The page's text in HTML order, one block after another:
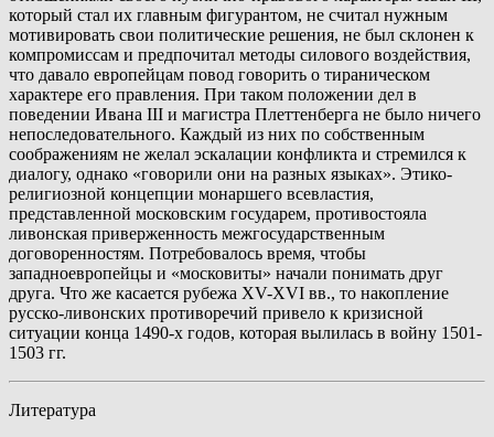
который стал их главным фигурантом, не считал нужным
мотивировать свои политические решения, не был склонен к
компромиссам и предпочитал методы силового воздействия,
что давало европейцам повод говорить о тираническом
характере его правления. При таком положении дел в
поведении Ивана III и магистра Плеттенберга не было ничего
непоследовательного. Каждый из них по собственным
соображениям не желал эскалации конфликта и стремился к
диалогу, однако «говорили они на разных языках». Этико-
религиозной концепции монаршего всевластия,
представленной московским государем, противостояла
ливонская приверженность межгосударственным
договоренностям. Потребовалось время, чтобы
западноевропейцы и «московиты» начали понимать друг
друга. Что же касается рубежа XV-XVI вв., то накопление
русско-ливонских противоречий привело к кризисной
ситуации конца 1490-х годов, которая вылилась в войну 1501-
1503 гг.
Литература